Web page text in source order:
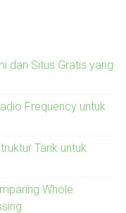
dan Situs Gratis yang
Frequency untuk
Tarik untuk
Whole